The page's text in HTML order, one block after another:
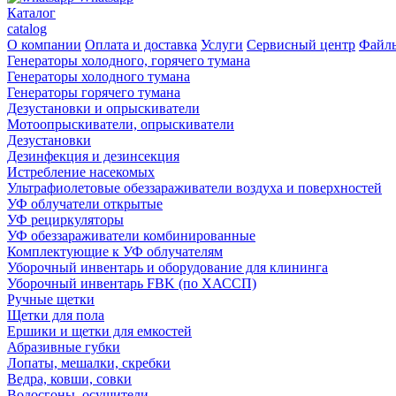
Каталог
catalog
О компании Оплата и доставка Услуги Сервисный центр
Генераторы холодного, горячего тумана
Генераторы холодного тумана
Генераторы горячего тумана
Дезустановки и опрыскиватели
Мотоопрыскиватели, опрыскиватели
Дезустановки
Дезинфекция и дезинсекция
Истребление насекомых
Ультрафиолетовые обеззараживатели воздуха и поверхностей
УФ облучатели открытые
УФ рециркуляторы
УФ обеззараживатели комбинированные
Комплектующие к УФ облучателям
Уборочный инвентарь и оборудование для клининга
Уборочный инвентарь FBK (по ХАССП)
Ручные щетки
Щетки для пола
Ершики и щетки для емкостей
Абразивные губки
Лопаты, мешалки, скребки
Ведра, ковши, совки